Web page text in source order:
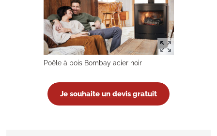
Poêle à bois Bombay acier noir
Je souhaite un devis gratuit